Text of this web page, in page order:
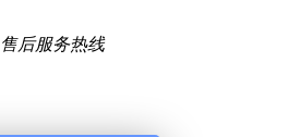
售后服务热线